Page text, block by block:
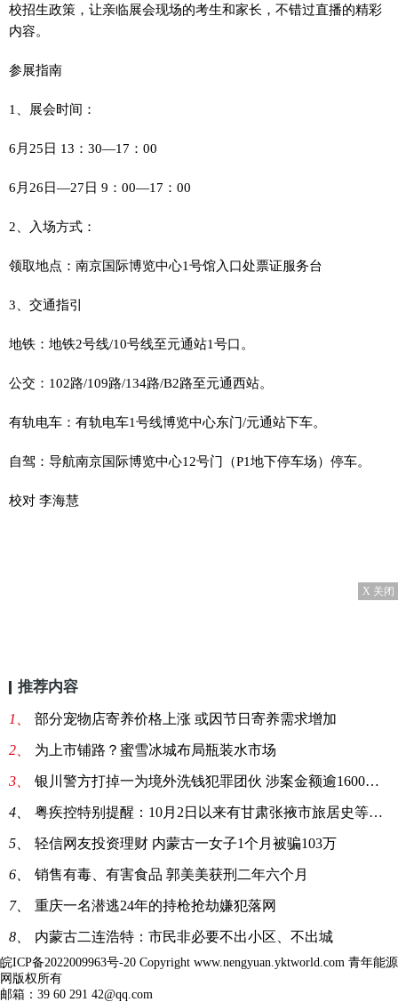
校招生政策，让亲临展会现场的考生和家长，不错过直播的精彩
内容。
参展指南
1、展会时间：
6月25日 13：30—17：00
6月26日—27日 9：00—17：00
2、入场方式：
领取地点：南京国际博览中心1号馆入口处票证服务台
3、交通指引
地铁：地铁2号线/10号线至元通站1号口。
公交：102路/109路/134路/B2路至元通西站。
有轨电车：有轨电车1号线博览中心东门/元通站下车。
自驾：导航南京国际博览中心12号门（P1地下停车场）停车。
校对 李海慧
X 关闭
推荐内容
1、 部分宠物店寄养价格上涨 或因节日寄养需求增加
2、 为上市铺路？蜜雪冰城布局瓶装水市场
3、 银川警方打掉一为境外洗钱犯罪团伙 涉案金额逾1600万元
4、 粤疾控特别提醒：10月2日以来有甘肃张掖市旅居史等4类人
5、 轻信网友投资理财 内蒙古一女子1个月被骗103万
6、 销售有毒、有害食品 郭美美获刑二年六个月
7、 重庆一名潜逃24年的持枪抢劫嫌犯落网
8、 内蒙古二连浩特：市民非必要不出小区、不出城
皖ICP备2022009963号-20 Copyright www.nengyuan.yktworld.com 青年能源
网版权所有
邮箱：39 60 291 42@qq.com